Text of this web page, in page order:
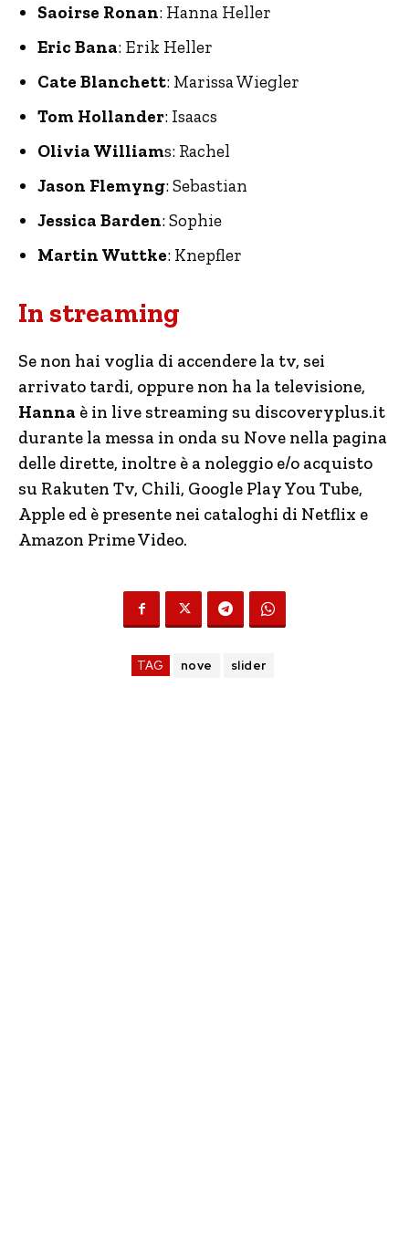
Saoirse Ronan: Hanna Heller
Eric Bana: Erik Heller
Cate Blanchett: Marissa Wiegler
Tom Hollander: Isaacs
Olivia Williams: Rachel
Jason Flemyng: Sebastian
Jessica Barden: Sophie
Martin Wuttke: Knepfler
In streaming
Se non hai voglia di accendere la tv, sei
arrivato tardi, oppure non ha la televisione,
Hanna è in live streaming su discoveryplus.it
durante la messa in onda su Nove nella pagina
delle dirette, inoltre è a noleggio e/o acquisto
su Rakuten Tv, Chili, Google Play You Tube,
Apple ed è presente nei cataloghi di Netflix e
Amazon Prime Video.
TAG nove slider